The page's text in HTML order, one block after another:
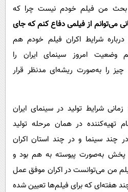
بحث من فیلم خودم نیست چرا که
می‌توانم از فیلمی دفاع کنم که جای
شرایط اکران فیلم خودم هم
وضعیت امروز سینمای ایران را
را به‌صورت ریشه‌ای مدنظر قرار
شرایط تولید در سینمای ایران
تهیه‌کننده در همان مرحله تولید
چند سینما و در چند استان اکران
پخش به‌صورت پیوسته به هم بود و
من می‌توانست در اکران موفق عمل
هفته‌ای که برای فیلم‌ها تعیین شده